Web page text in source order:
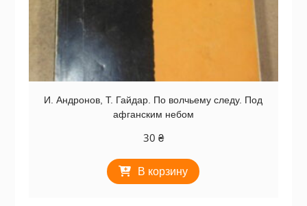
И. Андронов, Т. Гайдар. По волчьему следу. Под
афганским небом
30 ₴
В корзину